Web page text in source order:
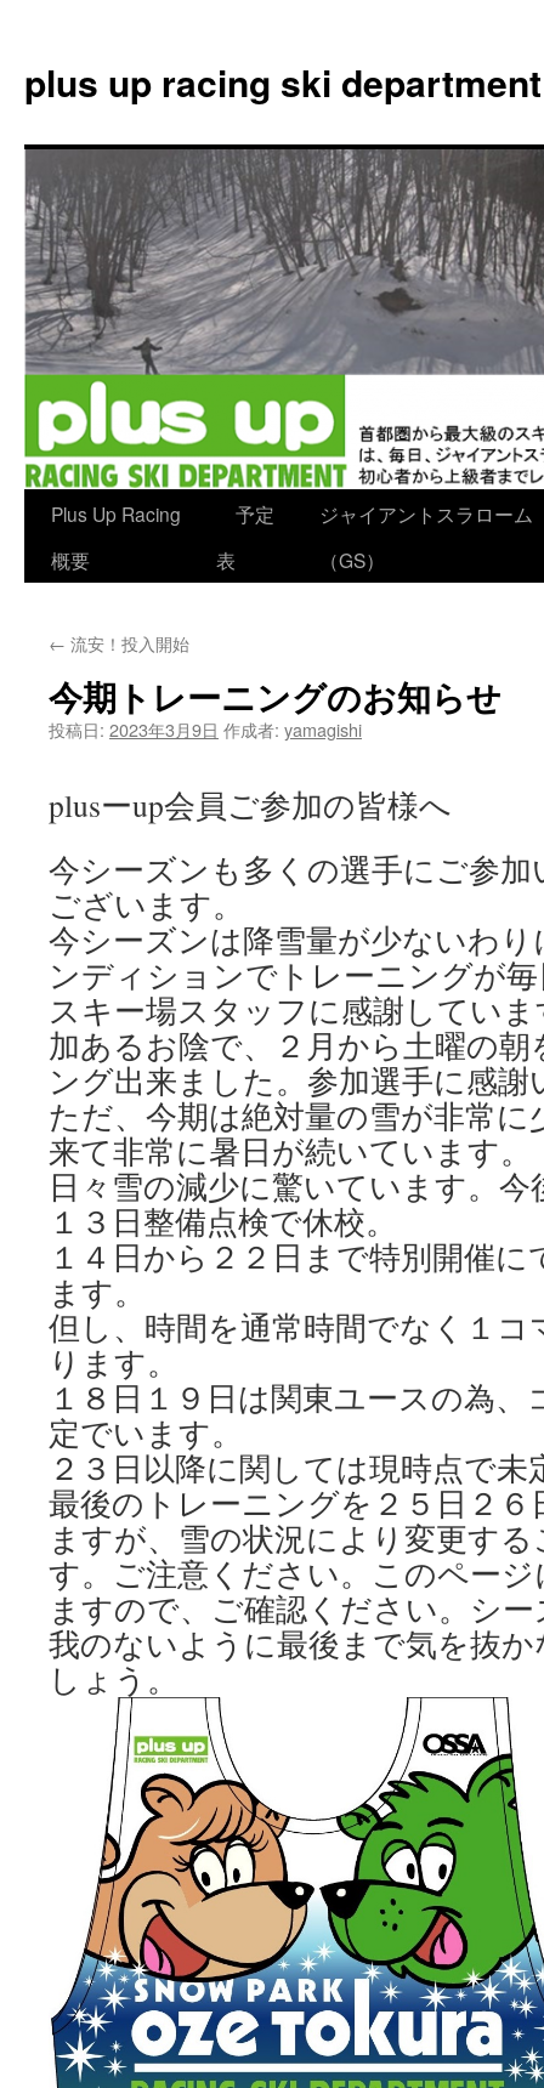
plus up racing ski department
ン
ン
ツ
へ
ッ
Plus Up Racing
概要
予定
表
ジャイアントスラローム
（GS）
← 流安！投入開始
今期トレーニングのお知らせ
投稿日: 2023年3月9日 作成者: yamagishi
plusーup会員ご参加の皆様へ
今シーズンも多くの選手にご参
ございます。
今シーズンは降雪量が少ないわ
ンディションでトレーニングが
スキー場スタッフに感謝してい
加あるお陰で、２月から土曜の
ング出来ました。参加選手に感
ただ、今期は絶対量の雪が非常
来て非常に暑日が続いています。
日々雪の減少に驚いています。
１３日整備点検で休校。
１４日から２２日まで特別開催
ます。
但し、時間を通常時間でなく１
ります。
１８日１９日は関東ユースの為
定でいます。
２３日以降に関しては現時点で未
最後のトレーニングを２５日２
ますが、雪の状況により変更す
す。ご注意ください。このペー
ますので、ご確認ください。シ
我のないように最後まで気を抜
しょう。